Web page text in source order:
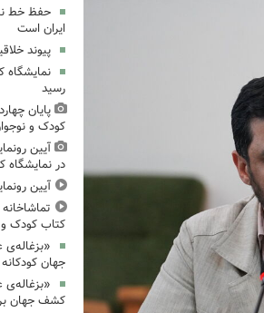
حفظ خط
ایران است
پیوند
نمایشگاه
رسید
پایان
کودک و
آیین
در نمایشگاه
آیین
کتاب کودک و
«بزغاله‌ی
جهان
کشف جهان